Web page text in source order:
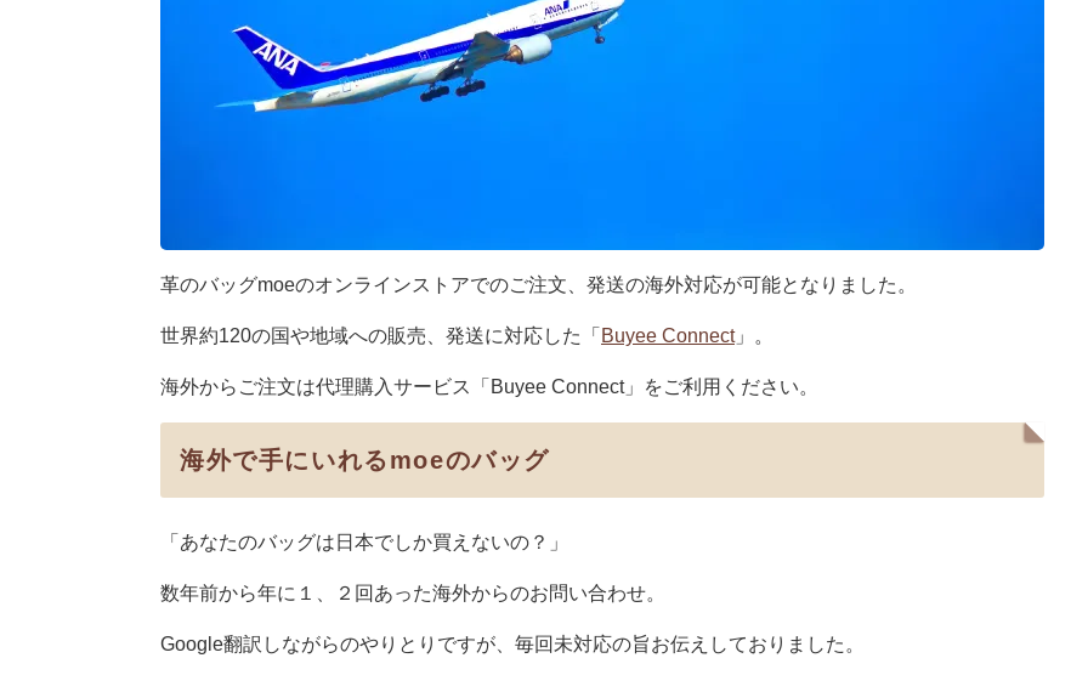
革のバッグmoeのオンラインストアでのご注文、発送の海外対応が可能となりました。
世界約120の国や地域への販売、発送に対応した「 Buyee Connect」。
海外からご注文は代理購入サービス「Buyee Connect」をご利用ください。
海外で手にいれるmoeのバッグ
「あなたのバッグは日本でしか買えないの？」
数年前から年に１、２回あった海外からのお問い合わせ。
Google翻訳しながらのやりとりですが、毎回未対応の旨お伝えしておりました。